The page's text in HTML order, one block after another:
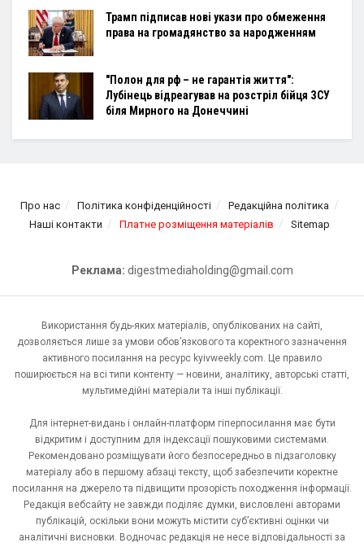
Трамп підписав нові укази про обмеження
права на громадянство за народженням
"Полон для рф – не гарантія життя":
Лубінець відреагував на розстріл бійця ЗСУ
біля Мирного на Донеччині
Про нас Політика конфіденційності
Редакційна політика
Наші контакти
Платне розміщення матеріалів Sitemap
Реклама: digestmediaholding@gmail.com
Використання будь-яких матеріалів, опублікованих на сайті,
дозволяється лише за умови обов’язкового та коректного зазначення
активного посилання на ресурс kyivweekly.com. Це правило
поширюється на всі типи контенту — новини, аналітику, авторські статті,
мультимедійні матеріали та інші публікації.
Для інтернет-видань і онлайн-платформ гіперпосилання має бути
відкритим і доступним для індексації пошуковими системами.
Рекомендовано розміщувати його безпосередньо в підзаголовку
матеріалу або в першому абзаці тексту, щоб забезпечити коректне
посилання на джерело та підвищити прозорість походження інформації.
Редакція вебсайту не завжди поділяє думки, висловлені авторами
публікацій, оскільки вони можуть містити суб’єктивні оцінки чи
аналітичні висновки. Водночас редакція не несе відповідальності за